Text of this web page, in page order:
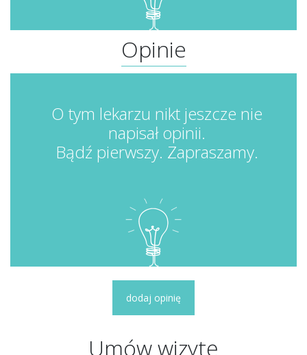
Opinie
O tym lekarzu nikt jeszcze nie
napisał opinii.
Bądź pierwszy. Zapraszamy.
dodaj opinię
Umów wizytę